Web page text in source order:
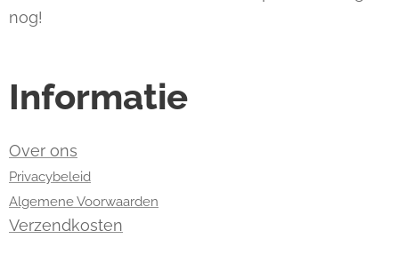
nog!
Informatie
Over ons
Privacybeleid
Algemene Voorwaarden
Verzendkosten